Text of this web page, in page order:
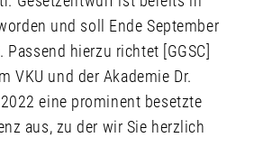
und soll Ende September
hierzu richtet [GGSC]
VKU und der Akademie Dr.
eine prominent besetzte
aus, zu der wir Sie herzlich